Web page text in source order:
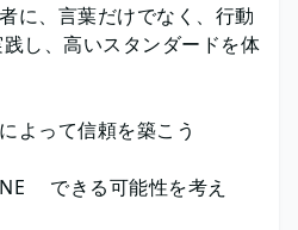
に、言葉だけでなく、行動
し、高いスタンダードを体
よって信頼を築こう
できる可能性を考え